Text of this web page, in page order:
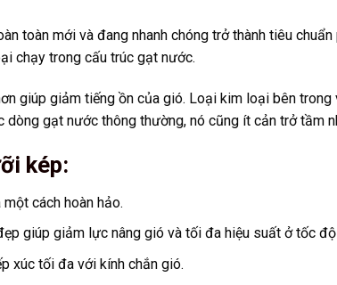
toàn mới và đang nhanh chóng trở thành tiêu
chạy trong cấu trúc gạt nước.
giúp giảm tiếng ồn của gió. Loại kim loại bên
gạt nước thông thường, nó cũng ít cản trở tầm
kép:
một cách hoàn hảo.
giúp giảm lực nâng gió và tối đa hiệu suất ở tốc
xúc tối đa với kính chắn gió.